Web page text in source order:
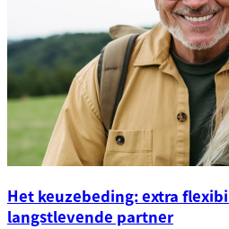
Het keuzebeding: extra
langstlevende partner